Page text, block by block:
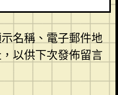
名稱、電子郵件地
以供下次發佈留言